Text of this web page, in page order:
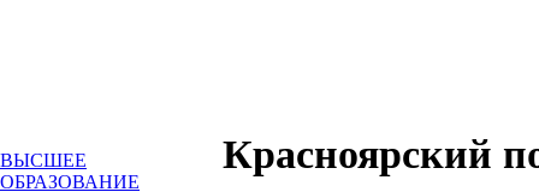
ВЫСШЕЕ
ОБРАЗОВАНИЕ
Красноярский